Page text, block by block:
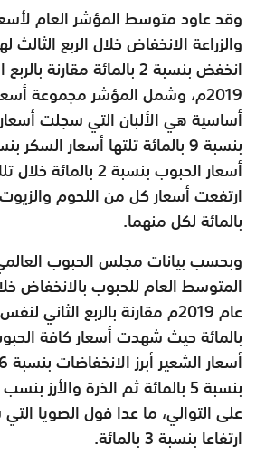
وقد عاود متوسط المؤشر العام
والزراعة الانخفاض خلال الربع الثالث
انخفض بنسبة 2 بالمائة مقارنة
2019م، وشمل المؤشر مجموعة
أساسية هي الألبان التي سجلت
أسعار الحبوب بنسبة 2
بالمائة لكل منهما.
وبحسب بيانات مجلس الحبوب
المتوسط العام للحبوب بالانخفاض
بالمائة حيث شهدت أسعار كافة
على التوالي، ما عدا فول الصويا
ارتفاعا بنسبة 3 بالمائة.